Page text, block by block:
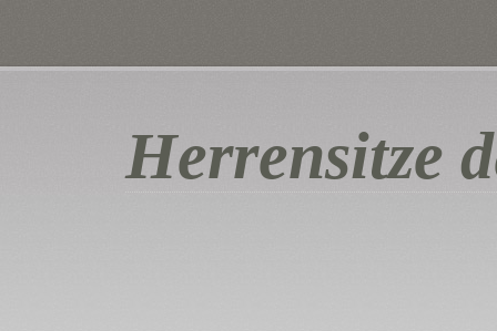
Herrensitze